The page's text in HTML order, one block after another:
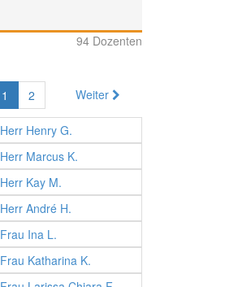
94 Dozenten
1 2 Weiter
Herr Henry G.
Herr Marcus K.
Herr Kay M.
Herr André H.
Frau Ina L.
Frau Katharina K.